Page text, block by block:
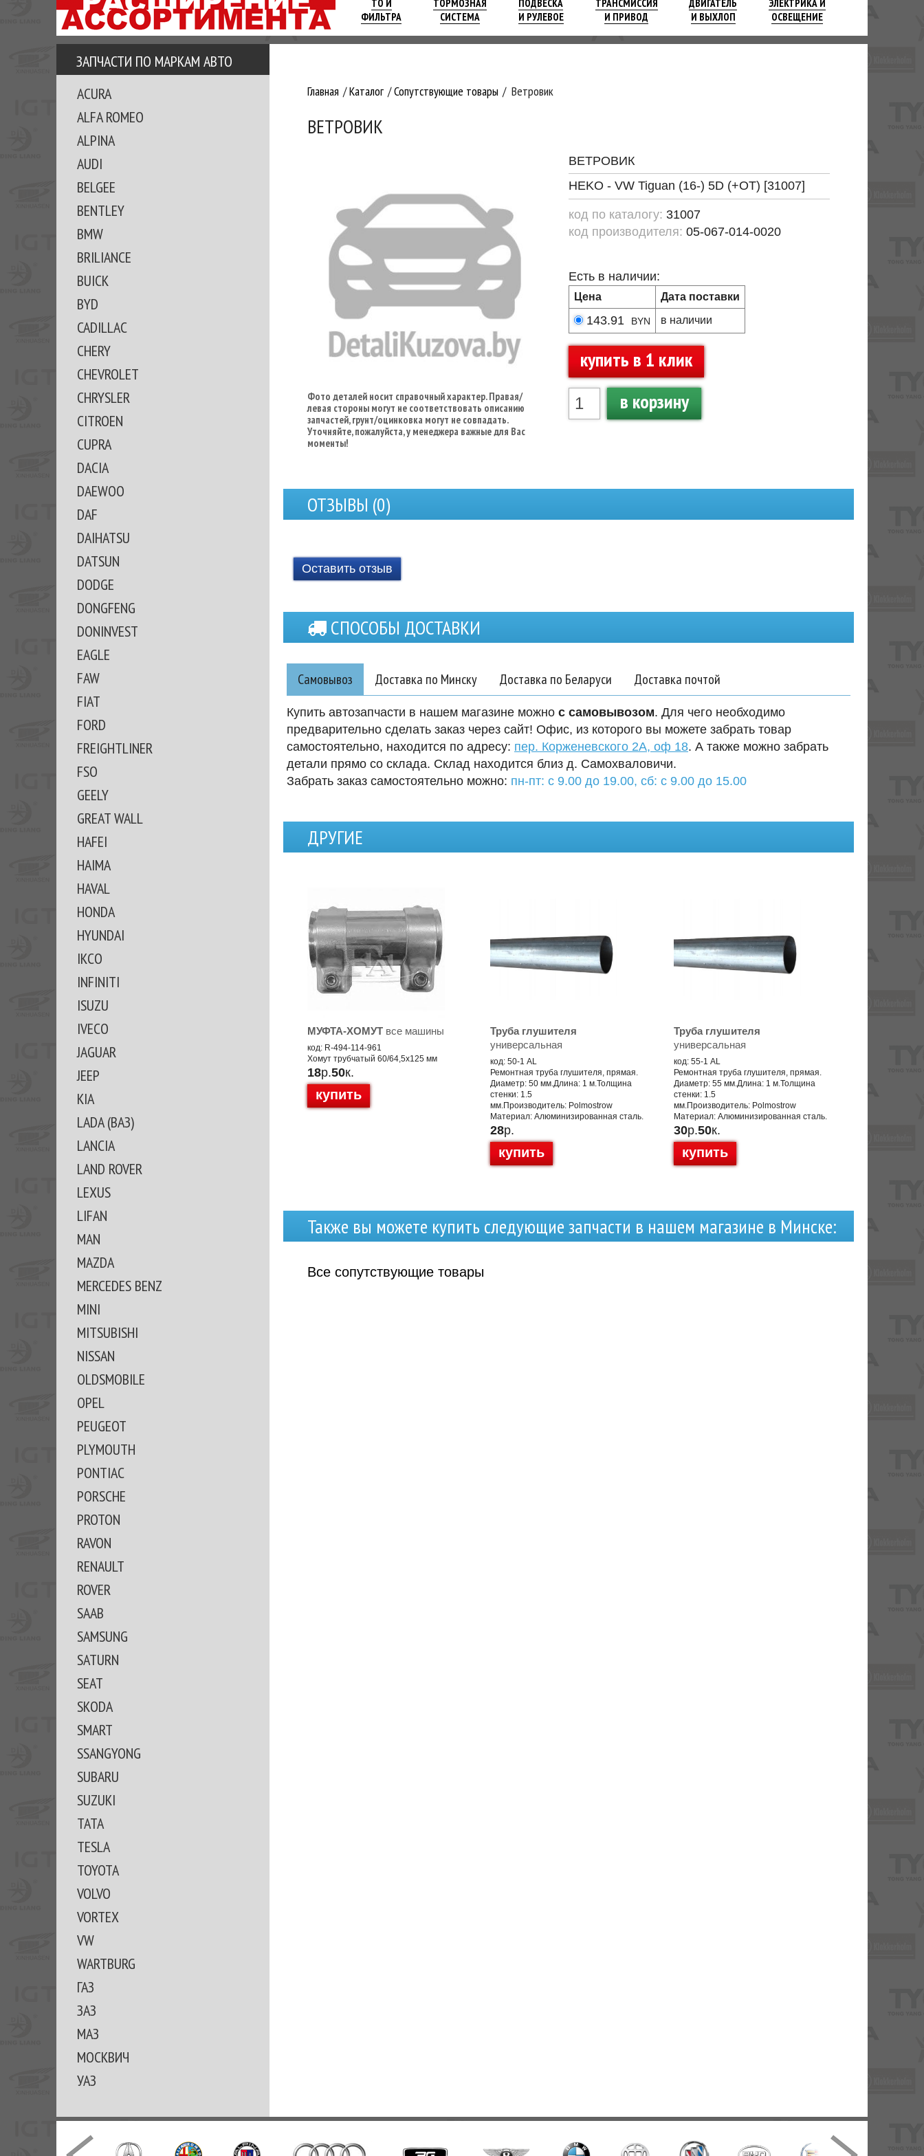
ТО И
ФИЛЬТРА
ТОРМОЗНАЯ
СИСТЕМА
ПОДВЕСКА
И РУЛЕВОЕ
ТРАНСМИССИЯ
И ПРИВОД
ДВИГАТЕЛЬ
И ВЫХЛОП
ЭЛЕКТРИКА И
ОСВЕЩЕНИЕ
ЗАПЧАСТИ ПО МАРКАМ АВТО
ACURA
ALFA ROMEO
ALPINA
AUDI
BELGEE
BENTLEY
BMW
BRILIANCE
BUICK
BYD
CADILLAC
CHERY
CHEVROLET
CHRYSLER
CITROEN
CUPRA
DACIA
DAEWOO
DAF
DAIHATSU
DATSUN
DODGE
DONGFENG
DONINVEST
EAGLE
FAW
FIAT
FORD
FREIGHTLINER
FSO
GEELY
GREAT WALL
HAFEI
HAIMA
HAVAL
HONDA
HYUNDAI
IKCO
INFINITI
ISUZU
IVECO
JAGUAR
JEEP
KIA
LADA (ВАЗ)
LANCIA
LAND ROVER
LEXUS
LIFAN
MAN
MAZDA
MERCEDES BENZ
MINI
MITSUBISHI
NISSAN
OLDSMOBILE
OPEL
PEUGEOT
PLYMOUTH
PONTIAC
PORSCHE
PROTON
RAVON
RENAULT
ROVER
SAAB
SAMSUNG
SATURN
SEAT
SKODA
SMART
SSANGYONG
SUBARU
SUZUKI
TATA
TESLA
TOYOTA
VOLVO
VORTEX
VW
WARTBURG
ГАЗ
ЗАЗ
МАЗ
МОСКВИЧ
УАЗ
Главная Каталог Сопутствующие товары Ветровик
ВЕТРОВИК
Фото деталей носит справочный характер. Правая/
левая стороны могут не соответствовать описанию
запчастей, грунт/оцинковка могут не совпадать.
Уточняйте, пожалуйста, у менеджера важные для Вас
моменты!
ВЕТРОВИК
HEKO - VW Tiguan (16-) 5D (+OT) [31007]
код по каталогу: 31007
код производителя: 05-067-014-0020
Есть в наличии:
Цена Дата поставки
143.91 BYN в наличии
купить в 1 клик
в корзину
ОТЗЫВЫ (0)
Оставить отзыв
СПОСОБЫ ДОСТАВКИ
Самовывоз Доставка по Минску Доставка по Беларуси Доставка почтой
Купить автозапчасти в нашем магазине можно с самовывозом. Для чего необходимо
предварительно сделать заказ через сайт! Офис, из которого вы можете забрать товар
самостоятельно, находится по адресу: пер. Корженевского 2А, оф 18. А также можно забрать
детали прямо со склада. Склад находится близ д. Самохваловичи.
Забрать заказ самостоятельно можно: пн-пт: с 9.00 до 19.00, сб: с 9.00 до 15.00
ДРУГИЕ
МУФТА-ХОМУТ все машины
код: R-494-114-961
Хомут трубчатый 60/64,5x125 мм
18р.50к.
купить
Труба глушителя
универсальная
код: 50-1 AL
Ремонтная труба глушителя, прямая.
Диаметр: 50 мм.Длина: 1 м.Толщина
стенки: 1.5
мм.Производитель: Polmostrow
Материал: Алюминизированная сталь.
28р.
купить
Труба глушителя
универсальная
код: 55-1 AL
Ремонтная труба глушителя, прямая.
Диаметр: 55 мм.Длина: 1 м.Толщина
стенки: 1.5
мм.Производитель: Polmostrow
Материал: Алюминизированная сталь.
30р.50к.
купить
Также вы можете купить следующие запчасти в нашем магазине в Минске:
Все сопутствующие товары